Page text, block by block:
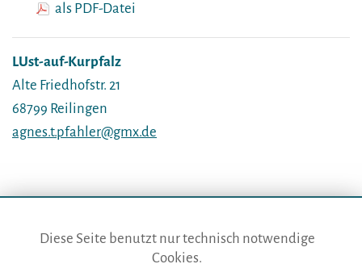
als PDF-Datei
LUst-auf-Kurpfalz
Alte Friedhofstr. 21
68799 Reilingen
agnes.t.pfahler@gmx.de
Diese Seite benutzt nur technisch notwendige
Cookies.